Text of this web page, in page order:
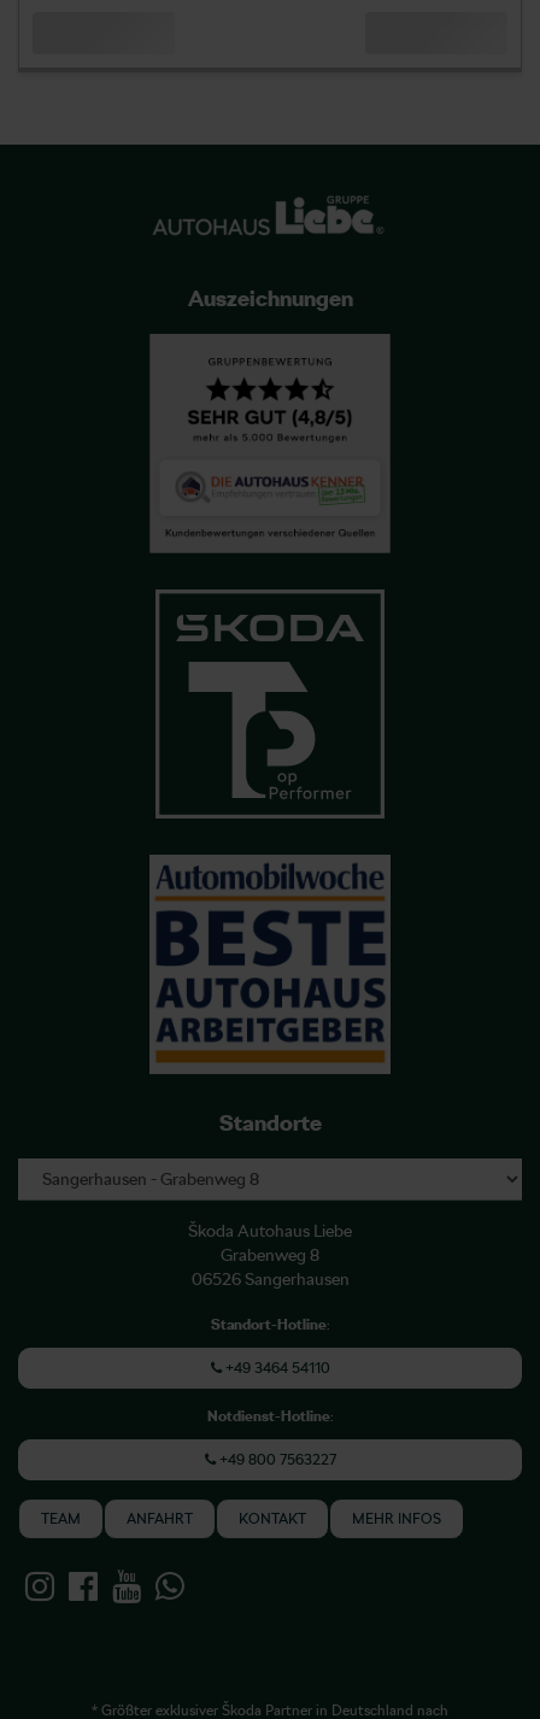
Auszeichnungen
Standorte
Škoda Autohaus Liebe
Grabenweg 8
06526 Sangerhausen
Standort-Hotline:
+49 3464 54110
Notdienst-Hotline:
+49 800 7563227
TEAM ANFAHRT KONTAKT MEHR INFOS
* Größter exklusiver Škoda Partner in Deutschland nach